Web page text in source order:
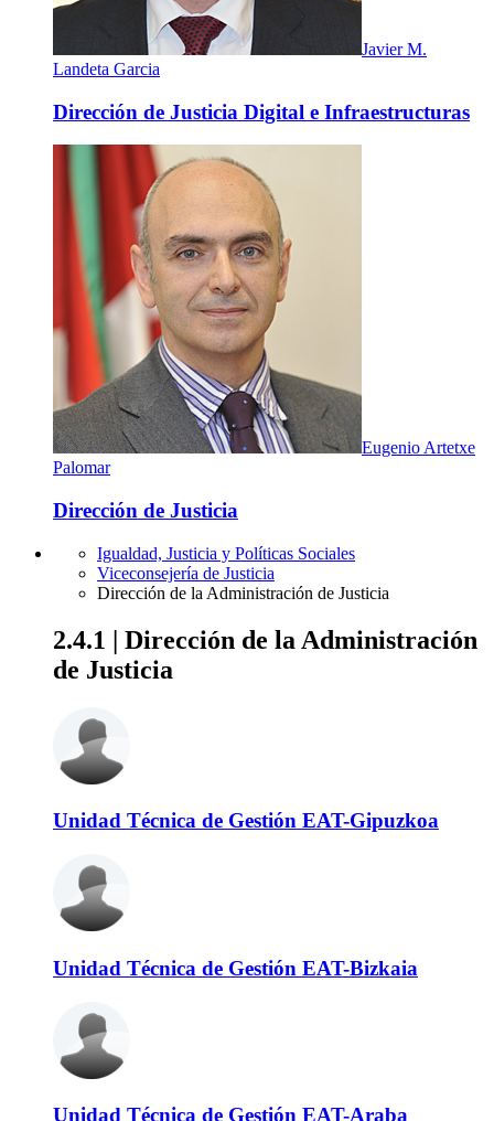
Javier M.
Landeta Garcia
Dirección de Justicia Digital e Infraestructuras
Eugenio Artetxe
Palomar
Dirección de Justicia
Igualdad, Justicia y Políticas Sociales
Viceconsejería de Justicia
Dirección de la Administración de Justicia
2.4.1 | Dirección de la Administración
de Justicia
Unidad Técnica de Gestión EAT-Gipuzkoa
Unidad Técnica de Gestión EAT-Bizkaia
Unidad Técnica de Gestión EAT-Araba